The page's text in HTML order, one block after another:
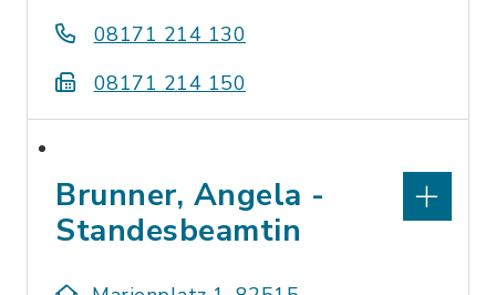
08171 214 130
08171 214 150
Brunner, Angela -
Standesbeamtin